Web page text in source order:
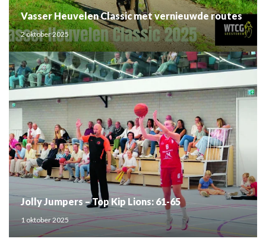
Vasser Heuvelen Classic met vernieuwde routes
2 oktober 2025
Jolly Jumpers – Top Kip Lions: 61-65
1 oktober 2025